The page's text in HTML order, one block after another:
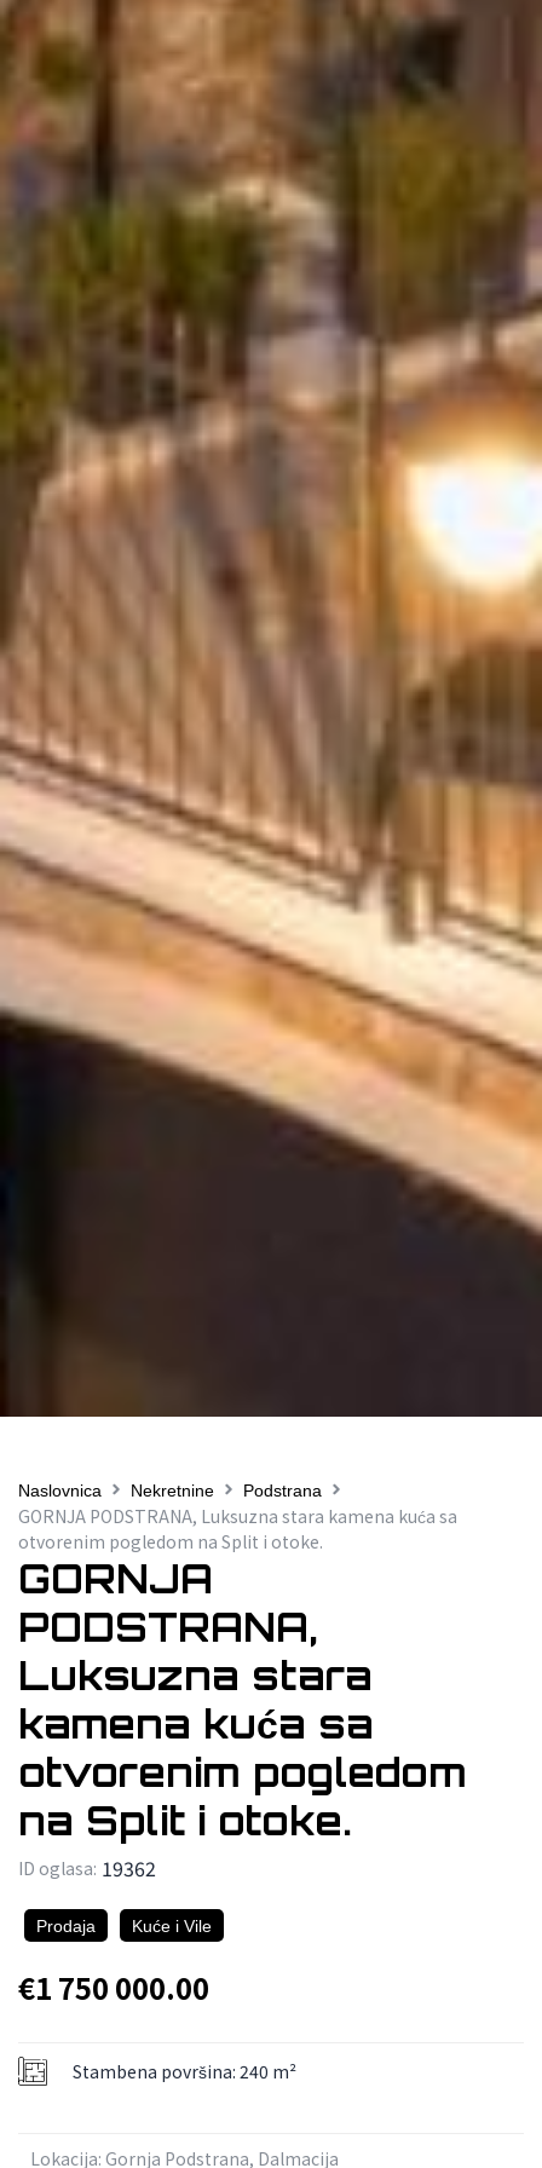
GORNJA
PODSTRANA,
Luksuzna stara
kamena kuća sa
otvorenim pogledom
na Split i otoke.
Naslovnica Nekretnine Podstrana
GORNJA PODSTRANA, Luksuzna stara kamena kuća sa
otvorenim pogledom na Split i otoke.
ID oglasa: 19362
Prodaja Kuće i Vile
€1 750 000.00
Stambena površina: 240 m²
Lokacija: Gornja Podstrana, Dalmacija